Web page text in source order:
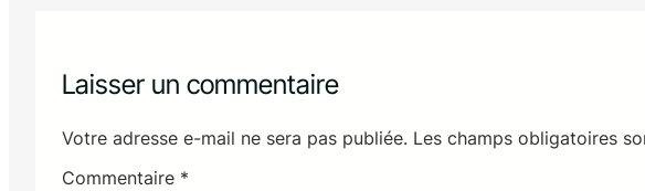
Laisser un commentaire
Votre adresse e-mail ne sera pas publiée. Les champs obligatoires
Commentaire *